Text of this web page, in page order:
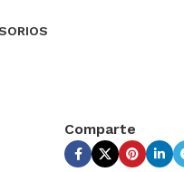
Comparte